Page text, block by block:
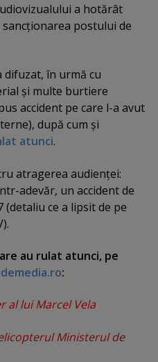
a hotărât
postului de
difuzat, în urmă cu
şi multe burtiere
accident pe care l-a avut
după cum şi
atunci.
atragerea audienţei:
adevăr, un accident de
(detaliu ce a lipsit de pe
au rulat atunci, pe
:
al lui Marcel Vela
Ministerul de